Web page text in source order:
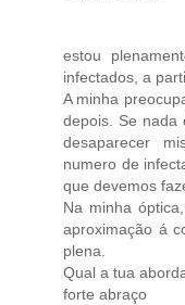
estou
infectados, a
A minha
depois. Se nada
desaparecer
numero de
que devemos
Na minha
aproximação á
plena.
Qual a tua
forte abraço